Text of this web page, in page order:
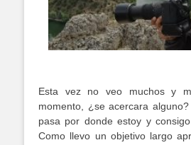
Esta vez no veo muchos y
momento, ¿se acercara
pasa por donde estoy y
Como llevo un objetivo largo